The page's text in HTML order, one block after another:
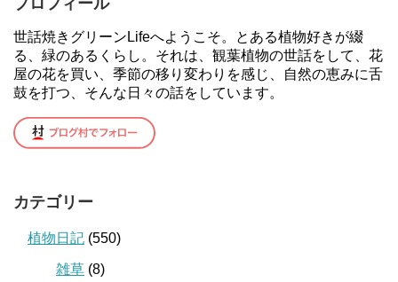
プロフィール
世話焼きグリーンLifeへようこそ。とある植物好きが綴
る、緑のあるくらし。それは、観葉植物の世話をして、花
屋の花を買い、季節の移り変わりを感じ、自然の恵みに舌
鼓を打つ、そんな日々の話をしています。
カテゴリー
植物日記 (550)
雑草 (8)